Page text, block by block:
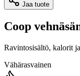
Jaa tuote
Coop
Ravintosisältö, kalorit
Vähärasvainen